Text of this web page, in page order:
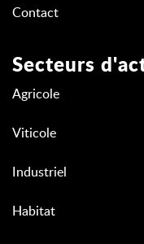
Contact
Secteurs
Agricole
Viticole
Industriel
Habitat